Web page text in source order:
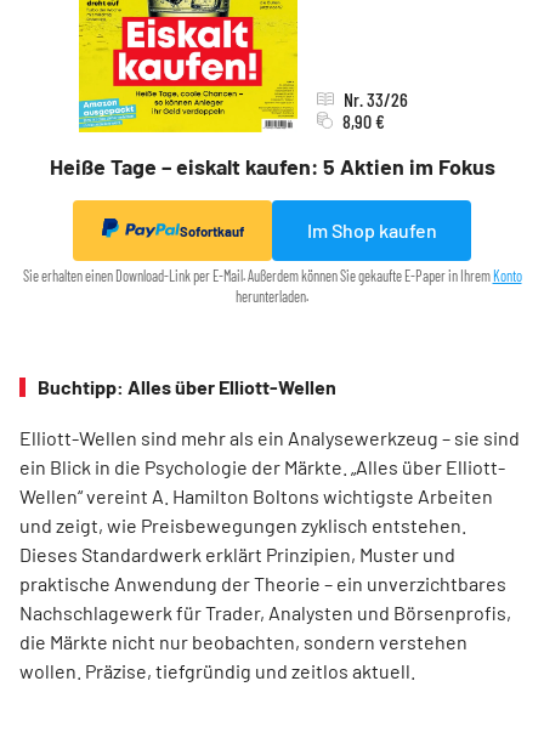
Heiße Tage – eiskalt kaufen: 5 Aktien im Fokus
Nr. 33/26
8,90 €
Sofortkauf Im Shop kaufen
Sie erhalten einen Download-Link per E-Mail. Außerdem können Sie gekaufte E-Paper in Ihrem Konto
herunterladen.
Buchtipp: Alles über Elliott-Wellen
Elliott-Wellen sind mehr als ein Analysewerkzeug – sie sind
ein Blick in die Psychologie der Märkte. „Alles über Elliott-
Wellen“ vereint A. Hamilton Boltons wichtigste Arbeiten
und zeigt, wie Preisbewegungen zyklisch entstehen.
Dieses Standardwerk erklärt Prinzipien, Muster und
praktische Anwendung der Theorie – ein unverzichtbares
Nachschlagewerk für Trader, Analysten und Börsenprofis,
die Märkte nicht nur beobachten, sondern verstehen
wollen. Präzise, tiefgründig und zeitlos aktuell.